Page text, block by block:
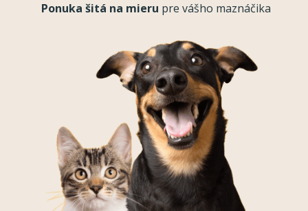
Ponuka šitá na mieru pre vášho maznáčika